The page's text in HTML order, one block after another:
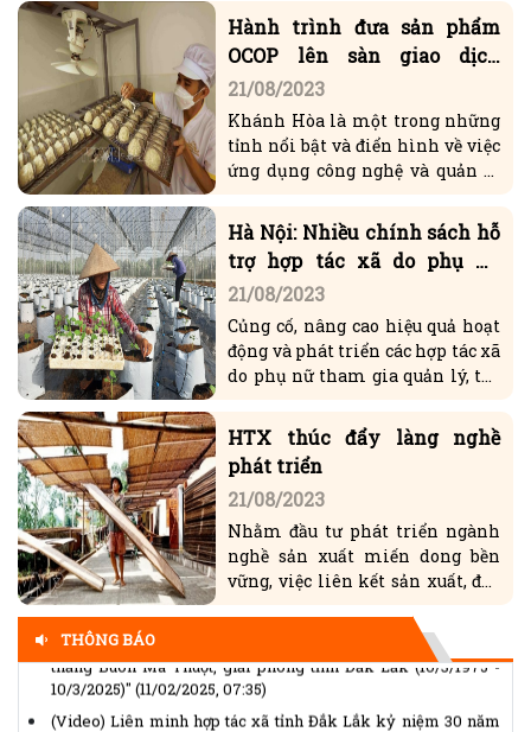
doanh nghiệp (DN) thành viên.
Những chính sách đó đã tạo đòn
bẩy cho khu vực...
Hành trình đưa sản phẩm
OCOP lên sàn giao dịch
thương mại điện tử
21/08/2023
Khánh Hòa là một trong những
tỉnh nổi bật và điển hình về việc
ứng dụng công nghệ và quản lý
thuộc Chương trình Mỗi xã một
sản phẩm (OCOP).
Hà Nội: Nhiều chính sách hỗ
trợ hợp tác xã do phụ nữ
tham gia quản lý
21/08/2023
Củng cố, nâng cao hiệu quả hoạt
động và phát triển các hợp tác xã
do phụ nữ tham gia quản lý, tạo
động nữ trên địa bàn thành phố.
HTX thúc đẩy làng nghề
phát triển
21/08/2023
Nhằm đầu tư phát triển ngành
nghề sản xuất miến dong bền
vững, việc liên kết sản xuất, đầu
đại nhằm hạn chế tác động tiêu
cực từ chất thải trong sản xuất
và chế biến, góp phần...
THÔNG BÁO
Chủ tịch Ủy ban Trung ương Mặt trận Tổ quốc Việt Nam gửi
Thư kêu gọi ủng hộ Tháng Nhân đạo năm 2026
14:25)
Thể lệ Giải báo chí “Vì sự nghiệp Đại đoàn kết toàn dân tộc”
lần thứ XVII, năm 2025 - 2026(14/04/2026, 14:15)
VNMAC phát động cuộc thi trực tuyến nâng cao nhận thức
phòng tránh tai nạn bom mìn, vật nổ (14/04/2026, 13:53)
(Infographic) Cuộc thi trực tuyến tìm hiểu “50 năm Chiến
thắng Buôn Ma Thuột, giải phóng tỉnh Đắk Lắk (10/3/1975 -
10/3/2025)"(11/02/2025, 07:35)
(Video) Liên minh hợp tác xã tỉnh Đắk Lắk kỷ niệm 30 năm
thành lập(30/10/2023, 08:52)